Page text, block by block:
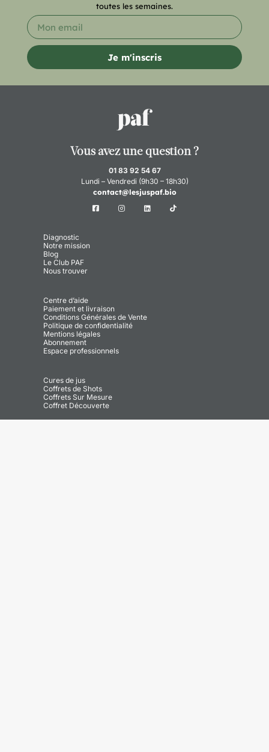
toutes les semaines.
Je m'inscris
Vous avez une question ?
01 83 92 54 67
Lundi – Vendredi (9h30 – 18h30)
contact@lesjuspaf.bio
Diagnostic
Notre mission
Blog
Le Club PAF
Nous trouver
Centre d’aide
Paiement et livraison
Conditions Générales de Vente
Politique de confidentialité
Mentions légales
Abonnement
Espace professionnels
Cures de jus
Coffrets de Shots
Coffrets Sur Mesure
Coffret Découverte